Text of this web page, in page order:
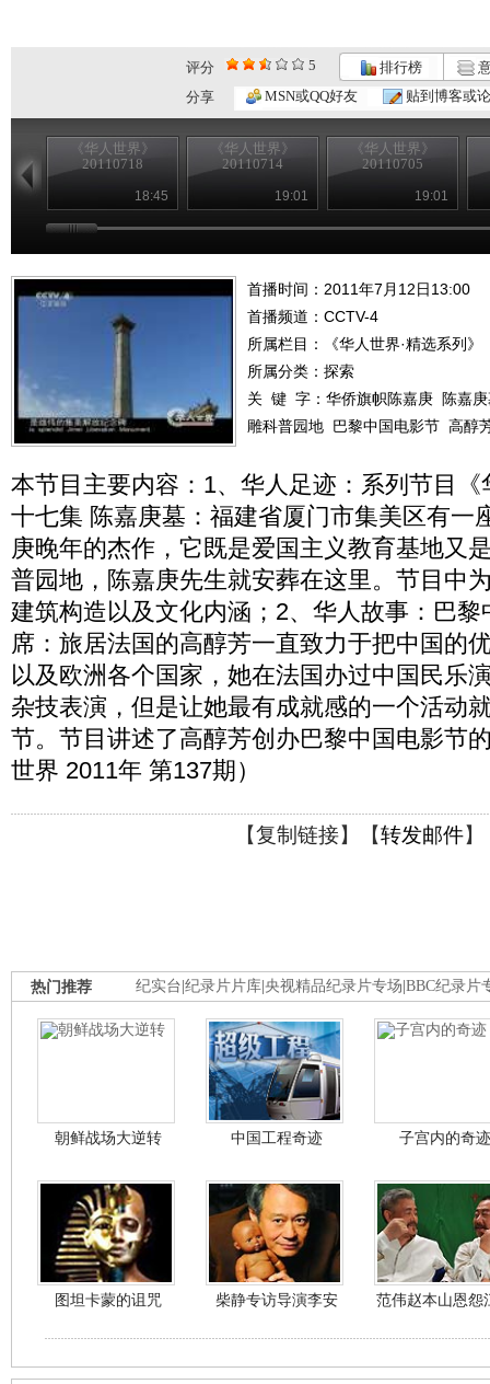
评分 5 排行榜
分享
MSN或QQ好友 贴到博客或
《华人世界》
20110718
18:45
《华人世界》
20110714
19:01
《华人世界》
20110705
19:01
首播时间：2011年7月12日13:00
首播频道： CCTV-4
所属栏目：
《华人世界·精选系列》
所属分类：探索
关 键 字： 华侨旗帜陈嘉庚
陈嘉
雕科普园地 巴黎中国电影节 高醇
本节目主要内容：1、华人足迹：系列节目
十七集 陈嘉庚墓：福建省厦门市集美区有一
庚晚年的杰作，它既是爱国主义教育基地又
普园地，陈嘉庚先生就安葬在这里。节目中
建筑构造以及文化内涵；2、华人故事：巴
席：旅居法国的高醇芳一直致力于把中国的
以及欧洲各个国家，她在法国办过中国民乐
杂技表演，但是让她最有成就感的一个活动
节。节目讲述了高醇芳创办巴黎中国电影节
世界 2011年 第137期）
【复制链接】【转发邮件】
纪实台 纪录片片库 央视精品纪录片专场 BBC纪录片
热门推荐
朝鲜战场大逆转 中国工程奇迹 子宫内的奇迹
图坦卡蒙的诅咒 柴静专访导演李安 范伟赵本山恩怨